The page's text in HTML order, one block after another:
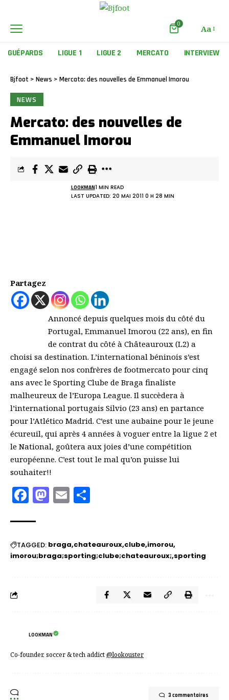
0 Aa
GUÉPARDS LIGUE 1 LIGUE 2 MERCATO INTERVIEW
Bjfoot > News > Mercato: des nouvelles de Emmanuel Imorou
NEWS
Mercato: des nouvelles de
Emmanuel Imorou
LAST UPDATED: 20 MAI 2011 0 H 28 MIN
LOOKMAN1 MIN READ
Partagez
Annoncé depuis quelques mois du côté du
Portugal, Emmanuel Imorou (22 ans), en fin
de contrat du côté à Châteauroux (L2) a
choisi sa destination. L’international béninois s’est
engagé selon nos confrères de footmercato pour cinq
ans avec le Sporting Clube de Braga finaliste
malheureux de l’Europa League. Il succèdera à
l’international portugais Silvio (23 ans) en partance
pour l’Atlético Madrid. C’est une aubaine pour le jeune
écureuil, qui après 4 années à voguer entre la ligue 2 et
le National, goûtera aux joies d’une compétition
européenne. C’est tout le mal qu’on puisse lui
souhaiter!!
Facebook
Mastodon
Email
TAGGED: braga chateauroux clube imorou
imorou;braga;sporting;clube;chateauroux; sporting
LOOKMAN
Co-founder, soccer & tech addict@lookouster
3 commentaires